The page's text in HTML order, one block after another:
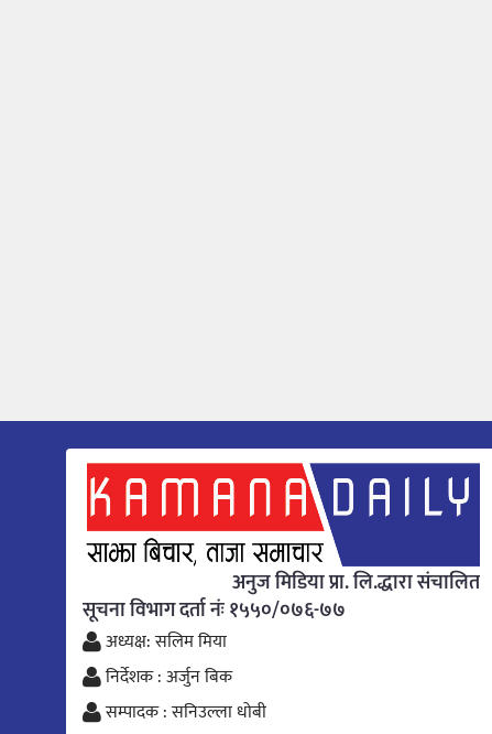
अनुज मिडिया प्रा. लि.द्धारा संचालित
सूचना विभाग दर्ता नंः १५५०/०७६-७७
अध्यक्ष: सलिम मिया
निर्देशक : अर्जुन बिक
सम्पादक : सनिउल्ला धोबी